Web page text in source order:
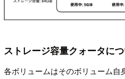
ストレージ容量クォータに
各ボリュームはそのボリューム自